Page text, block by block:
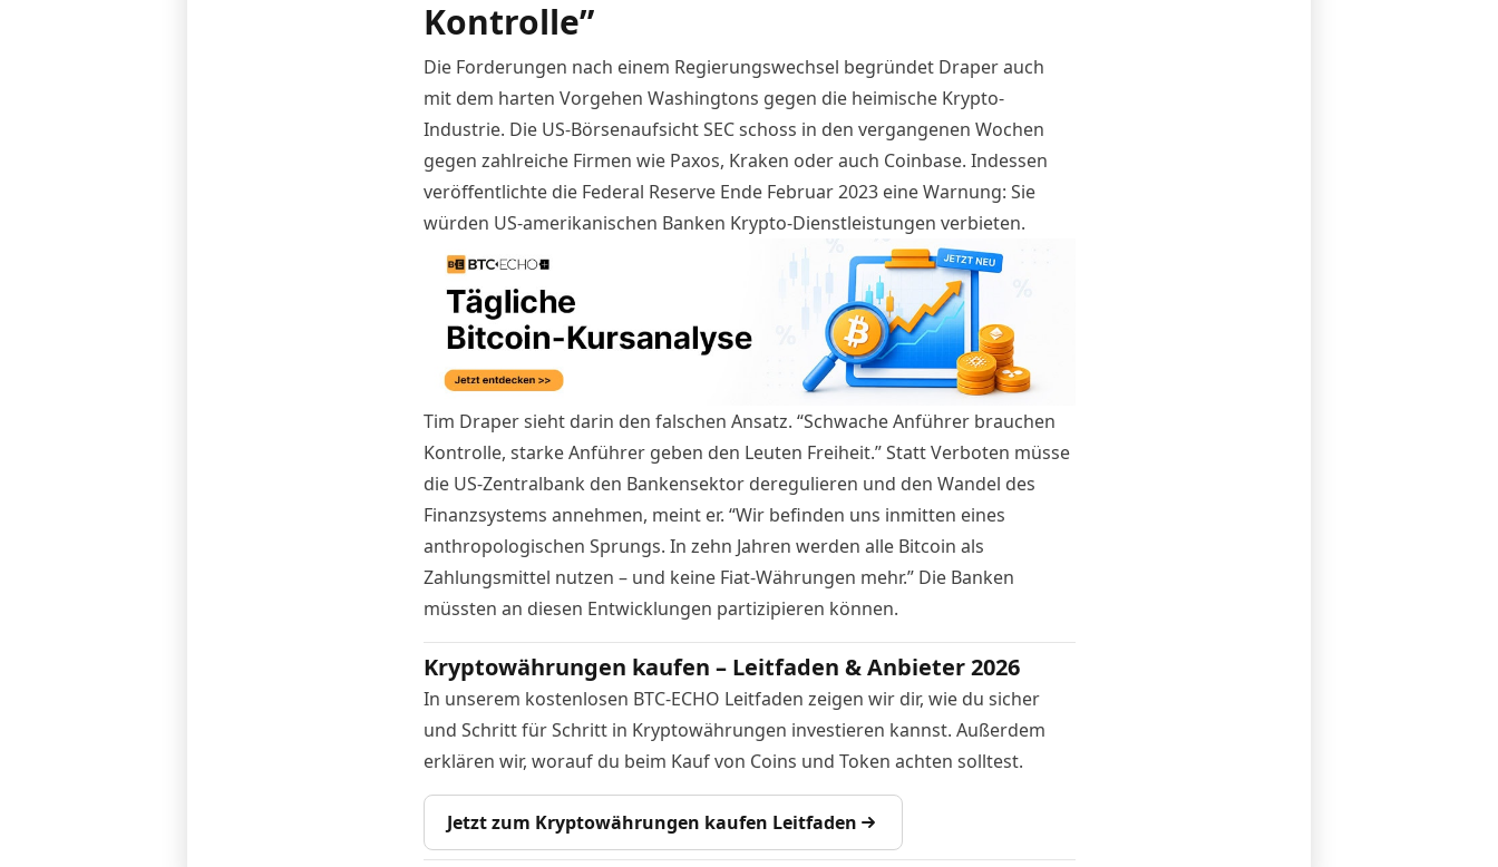
Kontrolle”
Die Forderungen nach einem Regierungswechsel begründet Draper auch
mit dem harten Vorgehen Washingtons gegen die heimische Krypto-
Industrie. Die US-Börsenaufsicht SEC schoss in den vergangenen Wochen
gegen zahlreiche Firmen wie Paxos, Kraken oder auch Coinbase. Indessen
veröffentlichte die Federal Reserve Ende Februar 2023 eine Warnung: Sie
würden US-amerikanischen Banken Krypto-Dienstleistungen verbieten.
Tim Draper sieht darin den falschen Ansatz. “Schwache Anführer brauchen
Kontrolle, starke Anführer geben den Leuten Freiheit.” Statt Verboten müsse
die US-Zentralbank den Bankensektor deregulieren und den Wandel des
Finanzsystems annehmen, meint er. “Wir befinden uns inmitten eines
anthropologischen Sprungs. In zehn Jahren werden alle Bitcoin als
Zahlungsmittel nutzen – und keine Fiat-Währungen mehr.” Die Banken
müssten an diesen Entwicklungen partizipieren können.
Kryptowährungen kaufen – Leitfaden & Anbieter 2026
In unserem kostenlosen BTC-ECHO Leitfaden zeigen wir dir, wie du sicher
und Schritt für Schritt in Kryptowährungen investieren kannst. Außerdem
erklären wir, worauf du beim Kauf von Coins und Token achten solltest.
Jetzt zum Kryptowährungen kaufen Leitfaden